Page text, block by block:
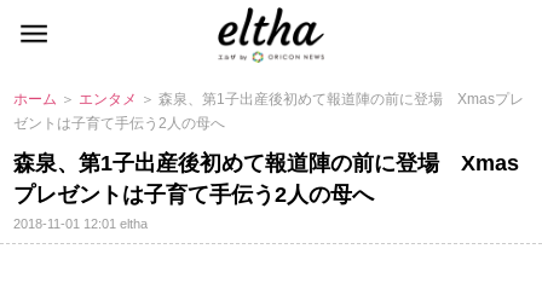
ホーム ＞ エンタメ ＞ 森泉、第1子出産後初めて報道陣の前に登場 Xmasプレ
ゼントは子育て手伝う2人の母へ
森泉、第1子出産後初めて報道陣の前に登場 Xmas
プレゼントは子育て手伝う2人の母へ
2018-11-01 12:01eltha